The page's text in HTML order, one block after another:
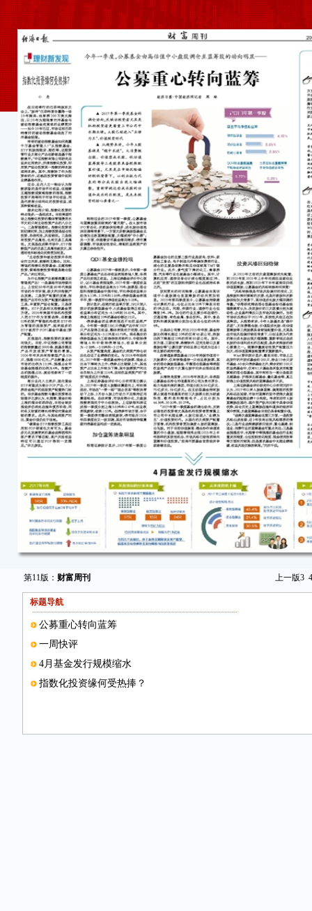
第11版： 财富周刊 上一版3 4
标题导航
公募重心转向蓝筹
一周快评
4月基金发行规模缩水
指数化投资缘何受热捧？